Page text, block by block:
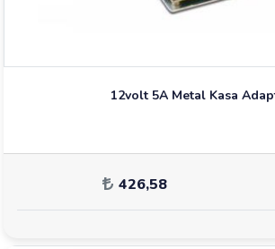
12volt 5A Metal Kasa
426,58